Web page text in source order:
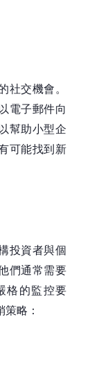
社交機會。
電子郵件向
幫助小型企
可能找到新
投資者與個
們通常需要
格的監控要
略：